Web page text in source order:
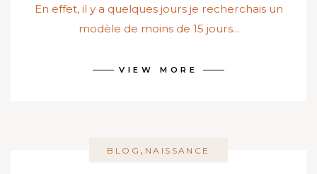
En effet, il y a quelques jours je recherchais un
modèle de moins de 15 jours...
VIEW MORE
BLOG , NAISSANCE